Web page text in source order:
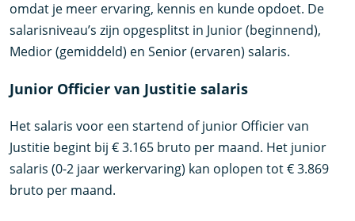
omdat je meer ervaring, kennis en kunde opdoet. De
salarisniveau’s zijn opgesplitst in Junior (beginnend),
Medior (gemiddeld) en Senior (ervaren) salaris.
Junior Officier van Justitie salaris
Het salaris voor een startend of junior Officier van
Justitie begint bij € 3.165 bruto per maand. Het junior
salaris (0-2 jaar werkervaring) kan oplopen tot € 3.869
bruto per maand.